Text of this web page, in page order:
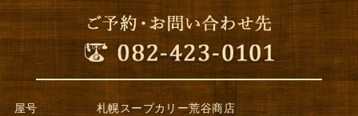
屋号 札幌スープカリー荒谷商店